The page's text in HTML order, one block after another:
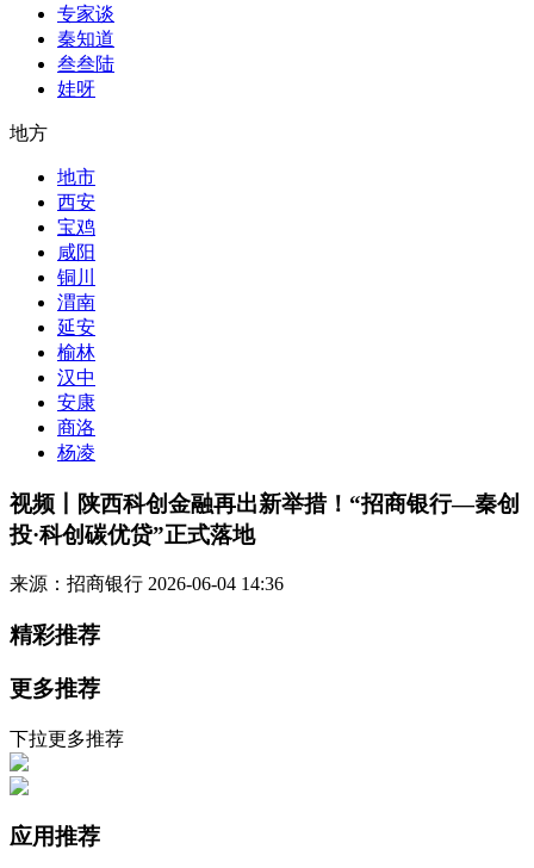
专家谈
秦知道
叁叁陆
娃呀
地方
地市
西安
宝鸡
咸阳
铜川
渭南
延安
榆林
汉中
安康
商洛
杨凌
视频丨陕西科创金融再出新举措！“招商银行—秦创
投·科创碳优贷”正式落地
来源：招商银行 2026-06-04 14:36
精彩推荐
更多推荐
下拉更多推荐
应用推荐